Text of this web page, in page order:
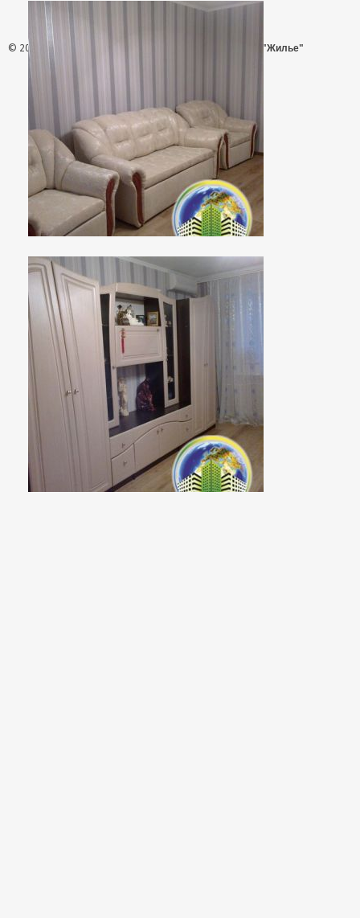
© 2026 - АН "Жилье" ООО "Агентство Недвижимости "Жилье"